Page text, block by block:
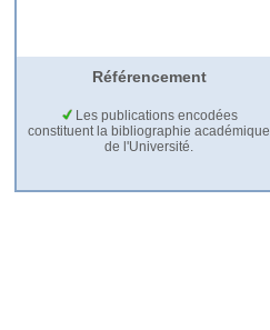
Référencement
Les publications encodées
constituent la bibliographie académique
de l'Université.